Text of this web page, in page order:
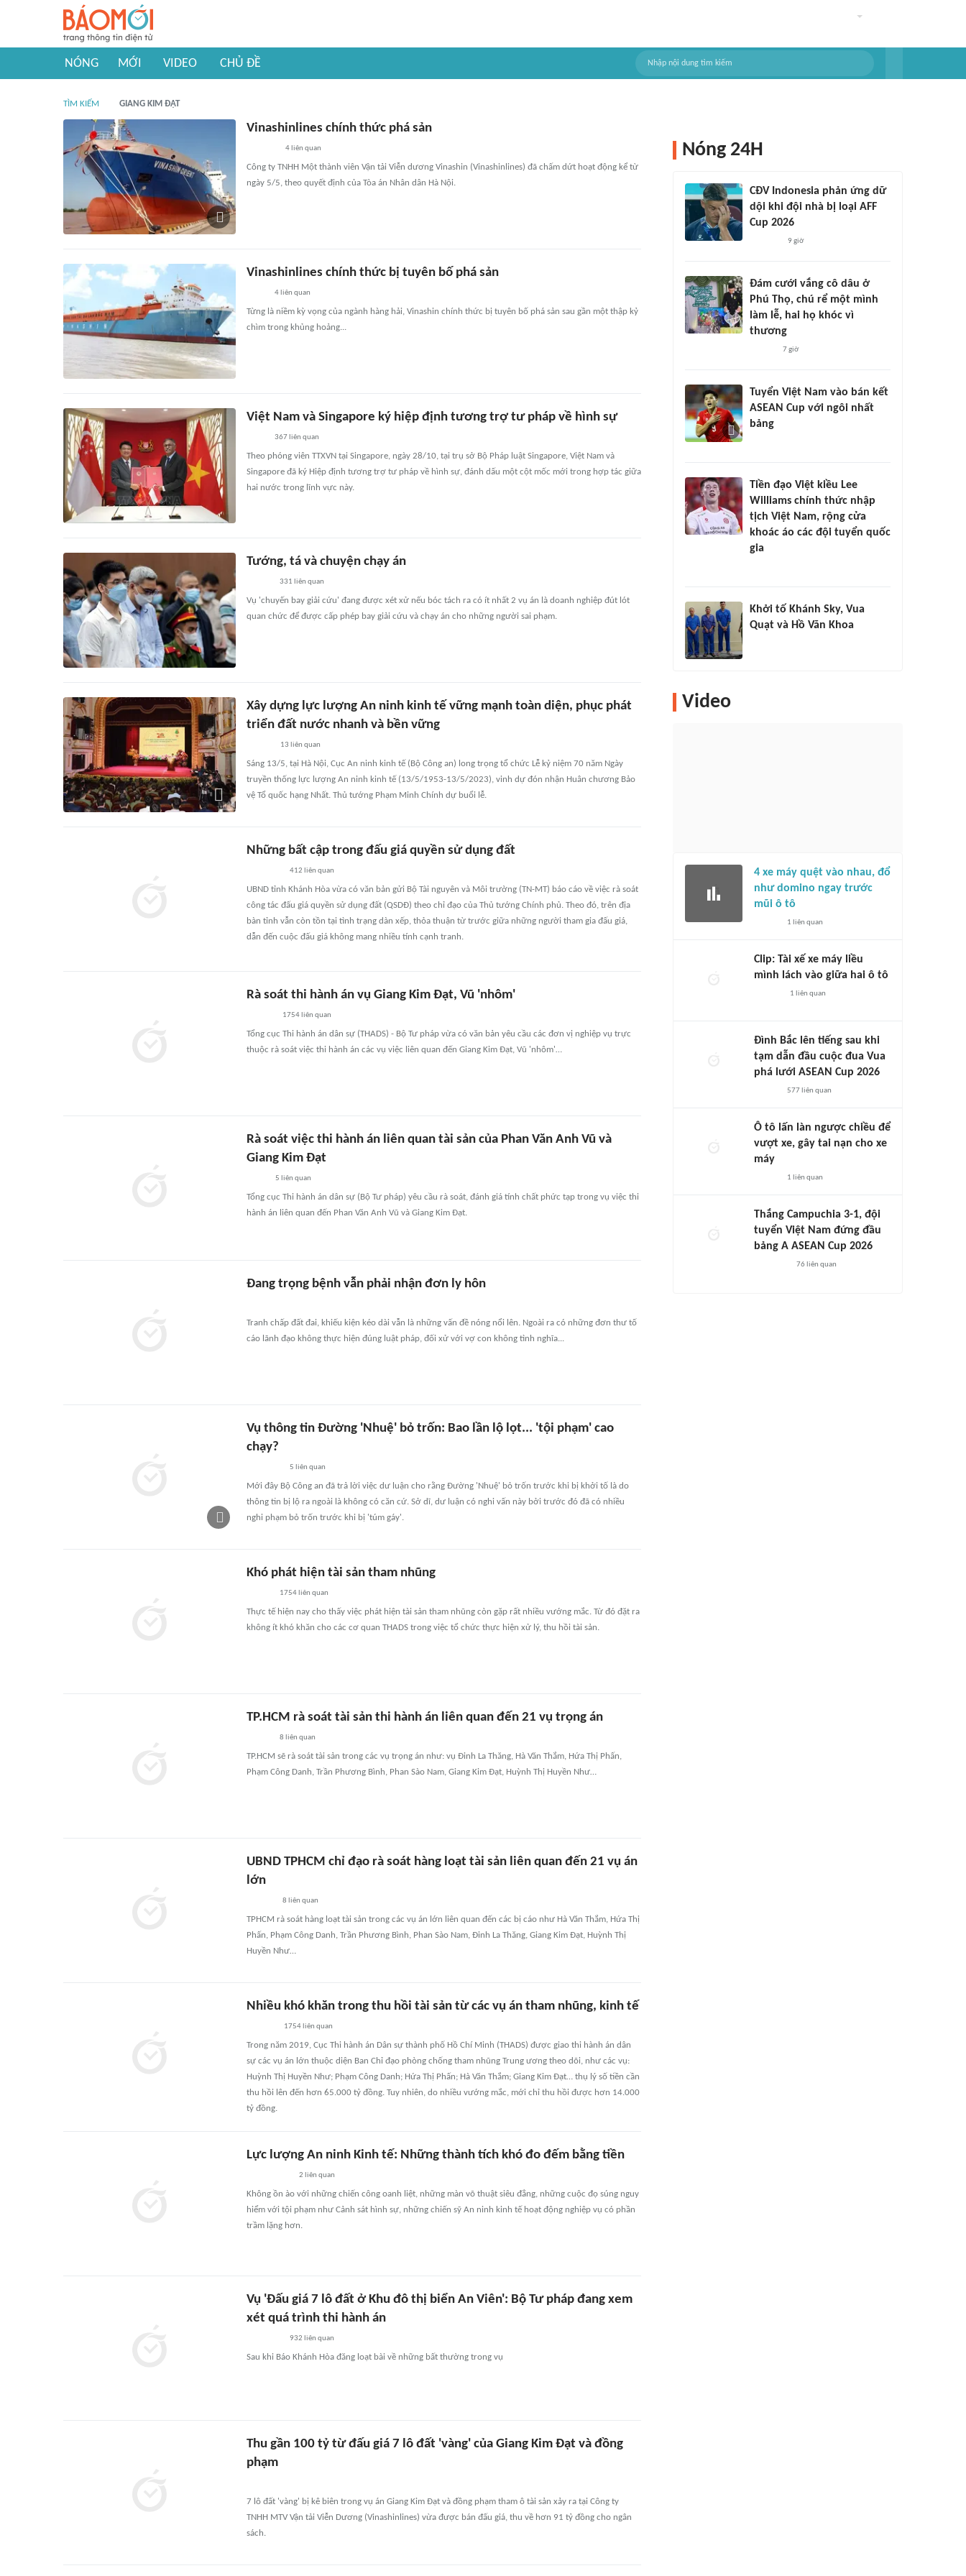
NÓNG MỚI VIDEO CHỦ ĐỀ
TÌM KIẾM GIANG KIM ĐẠT
Vinashinlines chính thức phá sản
4 liên quan
Công ty TNHH Một thành viên Vận tải Viễn dương Vinashin (Vinashinlines) đã chấm dứt hoạt động kể từ
ngày 5/5, theo quyết định của Tòa án Nhân dân Hà Nội.
Vinashinlines chính thức bị tuyên bố phá sản
4liên quan
Từng là niềm kỳ vọng của ngành hàng hải, Vinashin chính thức bị tuyên bố phá sản sau gần một thập kỷ
chìm trong khủng hoảng...
Việt Nam và Singapore ký hiệp định tương trợ tư pháp về hình sự
367 liên quan
Theo phóng viên TTXVN tại Singapore, ngày 28/10, tại trụ sở Bộ Pháp luật Singapore, Việt Nam và
Singapore đã ký Hiệp định tương trợ tư pháp về hình sự, đánh dấu một cột mốc mới trong hợp tác giữa
hai nước trong lĩnh vực này.
Tướng, tá và chuyện chạy án
331 liên quan
Vụ 'chuyến bay giải cứu' đang được xét xử nếu bóc tách ra có ít nhất 2 vụ án là doanh nghiệp đút lót
quan chức để được cấp phép bay giải cứu và chạy án cho những người sai phạm.
Xây dựng lực lượng An ninh kinh tế vững mạnh toàn diện, phục phát
triển đất nước nhanh và bền vững
13 liên quan
Sáng 13/5, tại Hà Nội, Cục An ninh kinh tế (Bộ Công an) long trọng tổ chức Lễ kỷ niệm 70 năm Ngày
truyền thống lực lượng An ninh kinh tế (13/5/1953-13/5/2023), vinh dự đón nhận Huân chương Bảo
vệ Tổ quốc hạng Nhất. Thủ tướng Phạm Minh Chính dự buổi lễ.
Những bất cập trong đấu giá quyền sử dụng đất
412 liên quan
UBND tỉnh Khánh Hòa vừa có văn bản gửi Bộ Tài nguyên và Môi trường (TN-MT) báo cáo về việc rà soát
công tác đấu giá quyền sử dụng đất (QSDĐ) theo chỉ đạo của Thủ tướng Chính phủ. Theo đó, trên địa
bàn tỉnh vẫn còn tồn tại tình trạng dàn xếp, thỏa thuận từ trước giữa những người tham gia đấu giá,
dẫn đến cuộc đấu giá không mang nhiều tính cạnh tranh.
Rà soát thi hành án vụ Giang Kim Ðạt, Vũ 'nhôm'
1754liên quan
Tổng cục Thi hành án dân sự (THADS) - Bộ Tư pháp vừa có văn bản yêu cầu các đơn vị nghiệp vụ trực
thuộc rà soát việc thi hành án các vụ việc liên quan đến Giang Kim Ðạt, Vũ 'nhôm'…
Rà soát việc thi hành án liên quan tài sản của Phan Văn Anh Vũ và
Giang Kim Đạt
5 liên quan
Tổng cục Thi hành án dân sự (Bộ Tư pháp) yêu cầu rà soát, đánh giá tính chất phức tạp trong vụ việc thi
hành án liên quan đến Phan Văn Anh Vũ và Giang Kim Đạt.
Đang trọng bệnh vẫn phải nhận đơn ly hôn
Tranh chấp đất đai, khiếu kiện kéo dài vẫn là những vấn đề nóng nổi lên. Ngoài ra có những đơn thư tố
cáo lãnh đạo không thực hiện đúng luật pháp, đối xử với vợ con không tình nghĩa...
Vụ thông tin Đường 'Nhuệ' bỏ trốn: Bao lần lộ lọt... 'tội phạm' cao
chạy?
5 liên quan
Mới đây Bộ Công an đã trả lời việc dư luận cho rằng Đường 'Nhuệ' bỏ trốn trước khi bị khởi tố là do
thông tin bị lộ ra ngoài là không có căn cứ. Sở dĩ, dư luận có nghi vấn này bởi trước đó đã có nhiều
nghi phạm bỏ trốn trước khi bị 'túm gáy'.
Khó phát hiện tài sản tham nhũng
1754liên quan
Thực tế hiện nay cho thấy việc phát hiện tài sản tham nhũng còn gặp rất nhiều vướng mắc. Từ đó đặt ra
không ít khó khăn cho các cơ quan THADS trong việc tổ chức thực hiện xử lý, thu hồi tài sản.
TP.HCM rà soát tài sản thi hành án liên quan đến 21 vụ trọng án
8 liên quan
TP.HCM sẽ rà soát tài sản trong các vụ trọng án như: vụ Đinh La Thăng, Hà Văn Thắm, Hứa Thị Phấn,
Phạm Công Danh, Trần Phương Bình, Phan Sào Nam, Giang Kim Đạt, Huỳnh Thị Huyền Như…
UBND TPHCM chỉ đạo rà soát hàng loạt tài sản liên quan đến 21 vụ án
lớn
8 liên quan
TPHCM rà soát hàng loạt tài sản trong các vụ án lớn liên quan đến các bị cáo như Hà Văn Thắm, Hứa Thị
Phấn, Phạm Công Danh, Trần Phương Bình, Phan Sào Nam, Đinh La Thăng, Giang Kim Đạt, Huỳnh Thị
Huyền Như…
Nhiều khó khăn trong thu hồi tài sản từ các vụ án tham nhũng, kinh tế
1754liên quan
Trong năm 2019, Cục Thi hành án Dân sự thành phố Hồ Chí Minh (THADS) được giao thi hành án dân
sự các vụ án lớn thuộc diện Ban Chỉ đạo phòng chống tham nhũng Trung ương theo dõi, như các vụ:
Huỳnh Thị Huyền Như; Phạm Công Danh; Hứa Thị Phấn; Hà Văn Thắm; Giang Kim Đạt… thụ lý số tiền cần
thu hồi lên đến hơn 65.000 tỷ đồng. Tuy nhiên, do nhiều vướng mắc, mới chỉ thu hồi được hơn 14.000
tỷ đồng.
Lực lượng An ninh Kinh tế: Những thành tích khó đo đếm bằng tiền
2 liên quan
Không ồn ào với những chiến công oanh liệt, những màn võ thuật siêu đẳng, những cuộc đọ súng nguy
hiểm với tội phạm như Cảnh sát hình sự, những chiến sỹ An ninh kinh tế hoạt động nghiệp vụ có phần
trầm lặng hơn.
Vụ 'Đấu giá 7 lô đất ở Khu đô thị biển An Viên': Bộ Tư pháp đang xem
xét quá trình thi hành án
932 liên quan
Sau khi Báo Khánh Hòa đăng loạt bài về những bất thường trong vụ
Thu gần 100 tỷ từ đấu giá 7 lô đất 'vàng' của Giang Kim Đạt và đồng
phạm
7 lô đất 'vàng' bị kê biên trong vụ án Giang Kim Đạt và đồng phạm tham ô tài sản xảy ra tại Công ty
TNHH MTV Vận tải Viễn Dương (Vinashinlines) vừa được bán đấu giá, thu về hơn 91 tỷ đồng cho ngân
sách.
Nóng 24H
CĐV Indonesia phản ứng dữ
dội khi đội nhà bị loại AFF
Cup 2026
9 giờ
Đám cưới vắng cô dâu ở
Phú Thọ, chú rể một mình
làm lễ, hai họ khóc vì
thương
7 giờ
Tuyển Việt Nam vào bán kết
ASEAN Cup với ngôi nhất
bảng
Tiền đạo Việt kiều Lee
Williams chính thức nhập
tịch Việt Nam, rộng cửa
khoác áo các đội tuyển quốc
gia
Khởi tố Khánh Sky, Vua
Quạt và Hồ Văn Khoa
Video
4 xe máy quệt vào nhau, đổ
như domino ngay trước
mũi ô tô
1 liên quan
Clip: Tài xế xe máy liều
mình lách vào giữa hai ô tô
1 liên quan
Đình Bắc lên tiếng sau khi
tạm dẫn đầu cuộc đua Vua
phá lưới ASEAN Cup 2026
577liên quan
Ô tô lấn làn ngược chiều để
vượt xe, gây tai nạn cho xe
máy
1 liên quan
Thắng Campuchia 3-1, đội
tuyển Việt Nam đứng đầu
bảng A ASEAN Cup 2026
76 liên quan